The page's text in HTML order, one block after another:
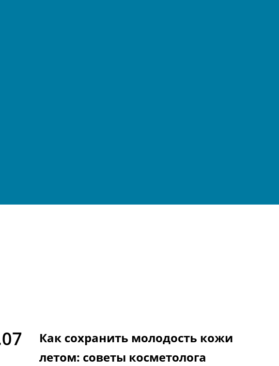
Как сохранить молодость кожи
летом: советы косметолога